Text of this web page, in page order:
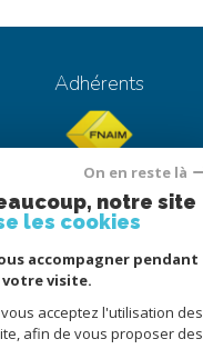
Adhérents
© 2022
Tous droits réservés
Traduction powered by Google
Nos honoraires
Plan du site
On en reste là
notre site
les cookies
accompagner pendant
votre visite.
acceptez l'utilisation des
afin de vous proposer des